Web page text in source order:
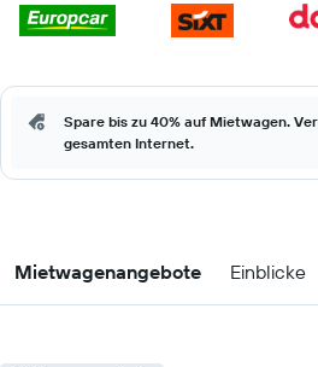
Spare bis zu 40% auf Mietwagen.
gesamten Internet.
Mietwagenangebote Einblicke